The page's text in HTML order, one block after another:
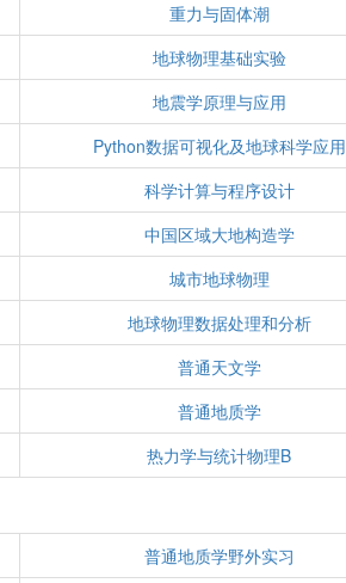
重力与固体潮
地球物理基础实验
地震学原理与应用
Python数据可视化及地球科学应用
科学计算与程序设计
中国区域大地构造学
城市地球物理
地球物理数据处理和分析
普通天文学
普通地质学
热力学与统计物理B
普通地质学野外实习